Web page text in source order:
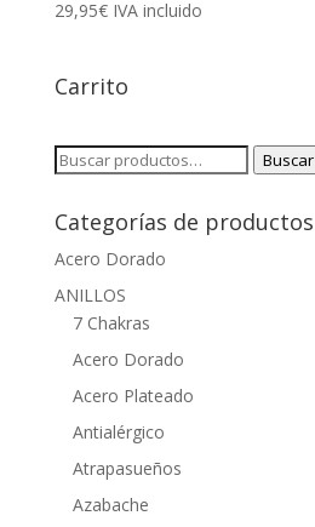
29,95€ IVA incluido
Carrito
Buscar
Buscar
Categorías de productos
Acero Dorado
ANILLOS
7 Chakras
Acero Dorado
Acero Plateado
Antialérgico
Atrapasueños
Azabache